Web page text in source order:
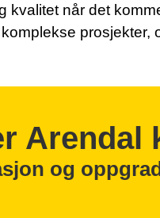
kvalitet når det
Arendal
og